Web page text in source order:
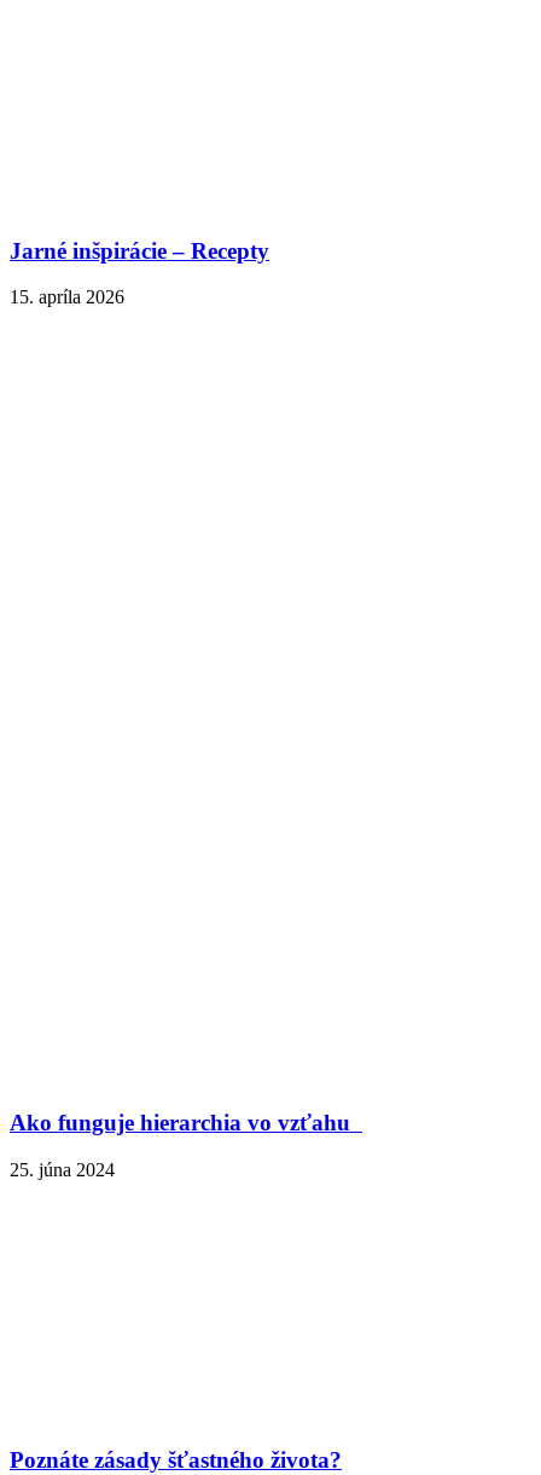
Jarné inšpirácie – Recepty
15. apríla 2026
Ako funguje hierarchia vo vzťahu
25. júna 2024
Poznáte zásady šťastného života?